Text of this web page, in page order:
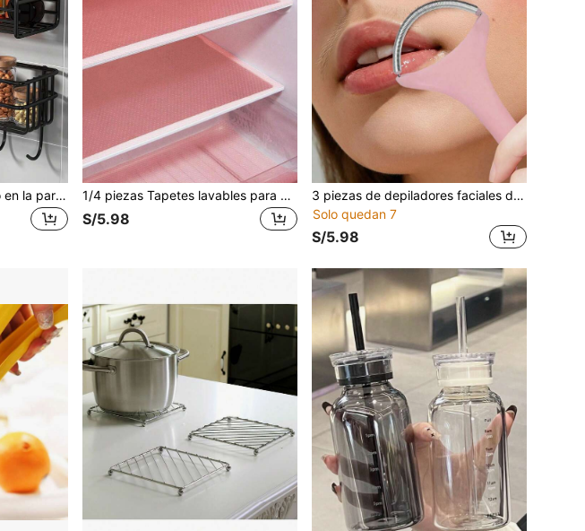
1 pieza, Estante montado en la pared de acero inoxidable, organizador de cocina, almacenamiento de botellas de condimentos, utensilios de cocina, artículos de cocina, almacenamiento de cocina, organizador de cocina, organizador de cocina, artículos de almacenamiento, cocina, almacenamiento, organizador, organizador, organización, organizadores, organizador de cajón, viaje, artículos de cocina, utensilios de cocina, herramientas de cocina, cosas de cocina, decoración del hogar, regalos de Navidad, regalos para el hogar, decoración de la habitación 1/4 piezas Tapetes lavables para nevera, tapetes de nevera impermeables y resistentes al aceite, forros de nevera para estantes, almohadillas de cubierta para estantes de vidrio del congelador, gabinete, cajón, decoración del hogar, regalos de Navidad, regalos para el hogar, decoración de habitaciones
S/5.98
3 piezas de depiladores faciales desechables sin dolor con diseño de rodillo portátil. Hecho de acero inoxidable, este depilador ligero funciona tanto para hombres como para mujeres, eliminando el vello no deseado en labios, barbilla, cuello, brazos y piernas.
Solo quedan 7
S/5.98